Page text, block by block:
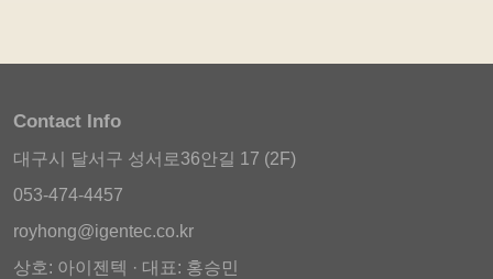
Contact Info
대구시 달서구 성서로36안길 17 (2F)
053-474-4457
royhong@igentec.co.kr
상호: 아이젠텍 · 대표: 홍승민